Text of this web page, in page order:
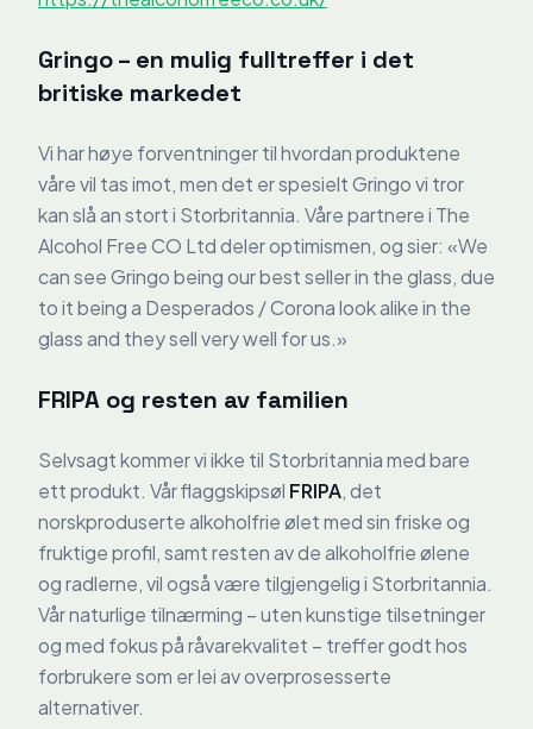
Gringo – en mulig fulltreffer i det
britiske markedet
Vi har høye forventninger til hvordan produktene
våre vil tas imot, men det er spesielt Gringo vi tror
kan slå an stort i Storbritannia. Våre partnere i The
Alcohol Free CO Ltd deler optimismen, og sier: «We
can see Gringo being our best seller in the glass, due
to it being a Desperados / Corona look alike in the
glass and they sell very well for us.»
FRIPA og resten av familien
Selvsagt kommer vi ikke til Storbritannia med bare
ett produkt. Vår flaggskipsøl FRIPA, det
norskproduserte alkoholfrie ølet med sin friske og
fruktige profil, samt resten av de alkoholfrie ølene
og radlerne, vil også være tilgjengelig i Storbritannia.
Vår naturlige tilnærming – uten kunstige tilsetninger
og med fokus på råvarekvalitet – treffer godt hos
forbrukere som er lei av overprosesserte
alternativer.